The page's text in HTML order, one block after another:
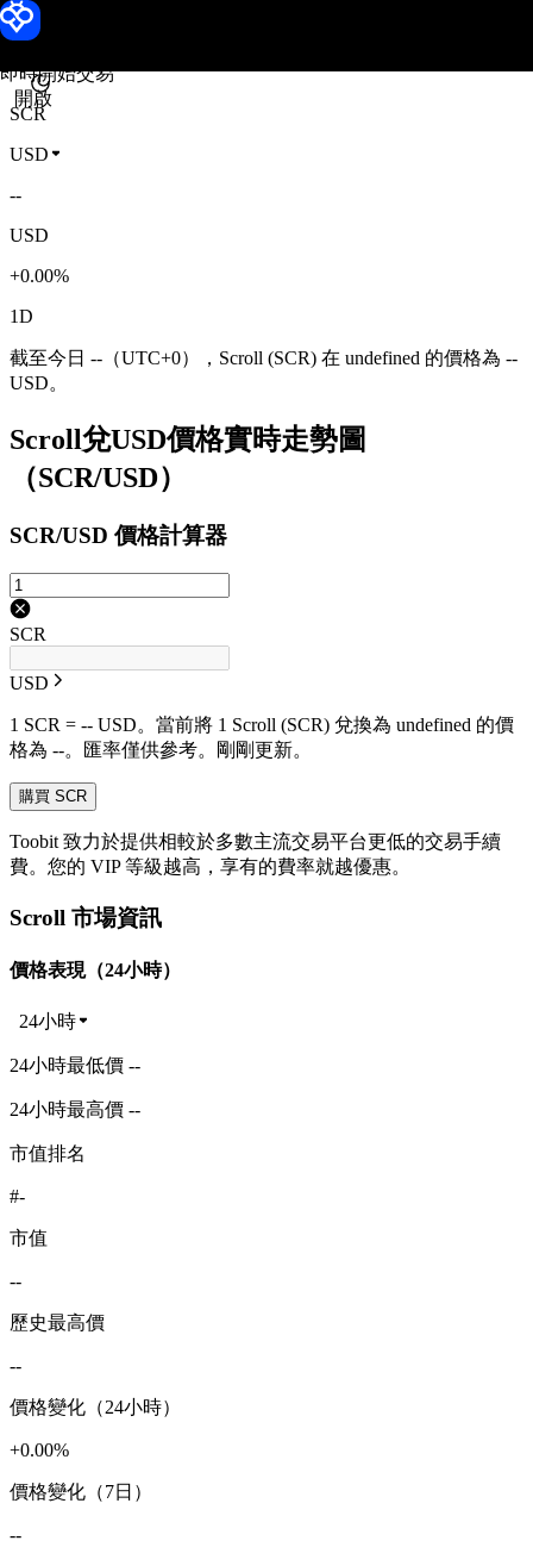
即時開始交易
開啟
Scroll 價格
SCR
USD
--
USD
+0.00%
1D
截至今日 --（UTC+0），Scroll (SCR) 在 undefined 的價格為 --
USD。
Scroll兌USD價格實時走勢圖
（SCR/USD）
SCR/USD 價格計算器
SCR
USD
1 SCR = -- USD。當前將 1 Scroll (SCR) 兌換為 undefined 的價
格為 --。匯率僅供參考。剛剛更新。
購買 SCR
Toobit 致力於提供相較於多數主流交易平台更低的交易手續
費。您的 VIP 等級越高，享有的費率就越優惠。
Scroll 市場資訊
價格表現（24小時）
24小時
24小時最低價 --
24小時最高價 --
市值排名
#-
市值
--
歷史最高價
--
價格變化（24小時）
+0.00%
價格變化（7日）
--